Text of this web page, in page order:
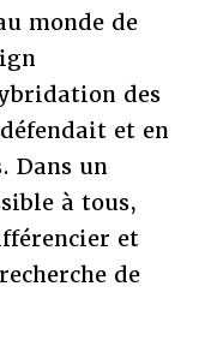
monde de
des
et en
Dans un
à tous,
et
de